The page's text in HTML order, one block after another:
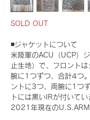
SOLD OUT
◾️ジャケットについて
米陸軍のACU（UCP）
止生地）で、フロント
腕に1つずつ、合計4つ
ントに3つ、両腕に1つ
トには黒いIRが付いてい
2021年現在の